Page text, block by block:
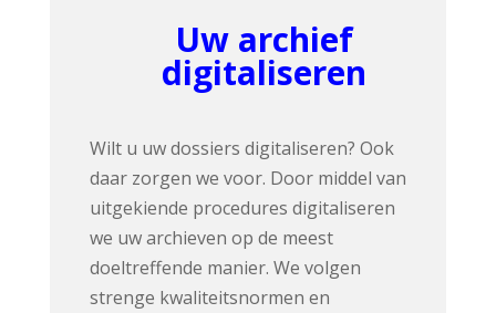
Uw archief
digitaliseren
Wilt u uw dossiers digitaliseren? Ook
daar zorgen we voor. Door middel van
uitgekiende procedures digitaliseren
we uw archieven op de meest
doeltreffende manier. We volgen
strenge kwaliteitsnormen en